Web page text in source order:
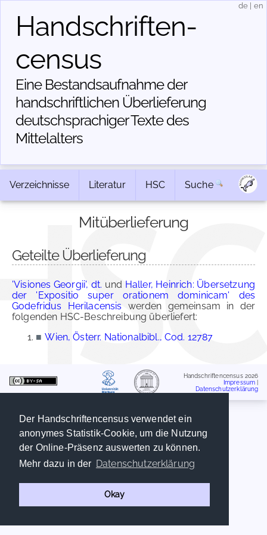
Der Handschriftencensus verwendet ein
anonymes Statistik-Cookie, um die Nutzung
der Online-Präsenz auswerten zu können.
Mehr dazu in der Datenschutzerklärung
Okay
Handschriften­
census
Eine Bestandsaufnahme der
handschriftlichen Über­lieferung
deutschsprachiger Texte des
Mittelalters
de en
Verzeichnisse Literatur HSC Suche
Mitüberlieferung
Geteilte Überlieferung
'Visiones Georgii', dt. und Haller, Heinrich: Übersetzung
der 'Expositio super orationem dominicam' des
Godefridus Herilacensis werden gemeinsam in der
folgenden HSC-Beschreibung überliefert:
■ Wien, Österr. Nationalbibl., Cod. 12787
Handschriftencensus 2026
Impressum
Datenschutzerklärung